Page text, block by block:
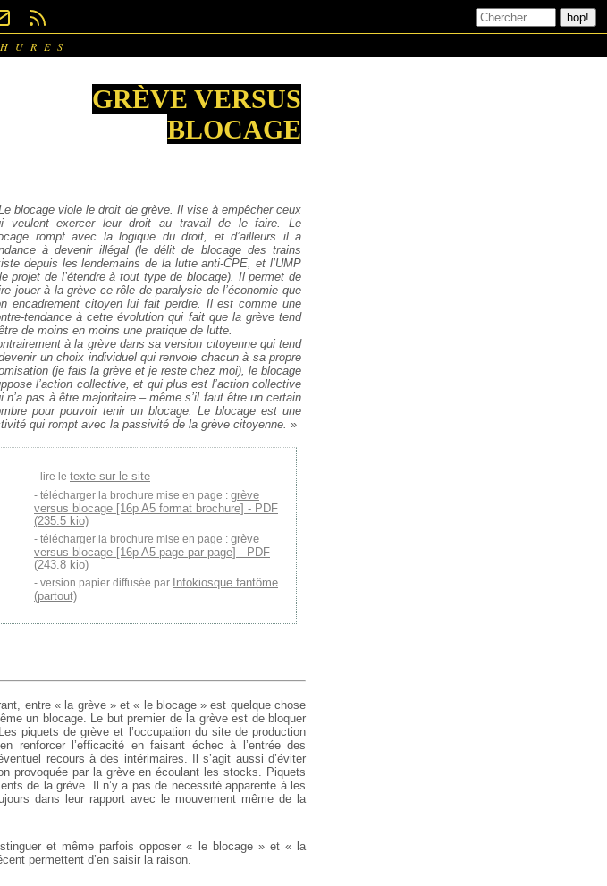
GRÈVE VERSUS
BLOCAGE
blocage viole le droit de grève. Il vise à empêcher ceux
veulent exercer leur droit au travail de le faire. Le
rompt avec la logique du droit, et d’ailleurs il a
à devenir illégal (le délit de blocage des trains
depuis les lendemains de la lutte anti-CPE, et l’UMP
projet de l’étendre à tout type de blocage). Ilpermet de
jouer à la grève ce rôle de paralysie de l’économie que
encadrement citoyen lui fait perdre. Il est comme une
tendance à cette évolution qui fait que la grève tend
de moins en moins une pratique de lutte.
à la grève dans sa version citoyenne qui tend
un choix individuel qui renvoie chacun à sa propre
(je fais la grève et je reste chez moi), le blocage
l’action collective, et qui plus est l’action collective
n’a pas à être majoritaire – même s’il faut être un certain
pour pouvoir tenir un blocage. Le blocage est une
qui rompt avec la passivité de la grève citoyenne. »
lire le texte sur le site
télécharger la brochure mise en page : grève
versus blocage [16p A5 format brochure] - PDF
(235.5 kio)
télécharger la brochure mise en page : grève
versus blocage [16p A5 page par page] - PDF
(243.8 kio)
version papier diffusée par Infokiosque fantôme
(partout)
entre « la grève » et « le blocage » est quelque chose
un blocage. Le but premier de la grève est de bloquer
piquets de grève et l’occupation du site de production
renforcer l’efficacité en faisant échec à l’entrée des
recours à des intérimaires. Il s’agit aussi d’éviter
provoquée par la grève en écoulant les stocks. Piquets
de la grève. Il n’y a pas de nécessité apparente à les
dans leur rapport avec le mouvement même de la
et même parfois opposer « le blocage » et « la
permettent d’en saisir la raison.